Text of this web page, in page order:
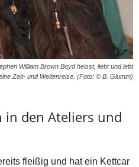
William Brown Boyd heisst, liebt und lebt
Zeit- und Weltenreise. (Foto: © B. Glumm)
in den Ateliers und
fleißig und hat ein Kettcar